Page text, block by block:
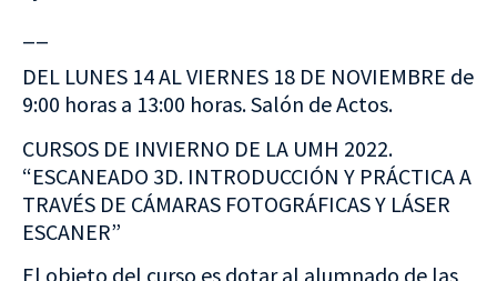
DEL LUNES 14 AL VIERNES 18 DE NOVIEMBRE de
9:00 horas a 13:00 horas. Salón de Actos.
CURSOS DE INVIERNO DE LA UMH 2022.
“ESCANEADO 3D. INTRODUCCIÓN Y PRÁCTICA A
TRAVÉS DE CÁMARAS FOTOGRÁFICAS Y LÁSER
ESCANER”
El objeto del curso es dotar al alumnado de las